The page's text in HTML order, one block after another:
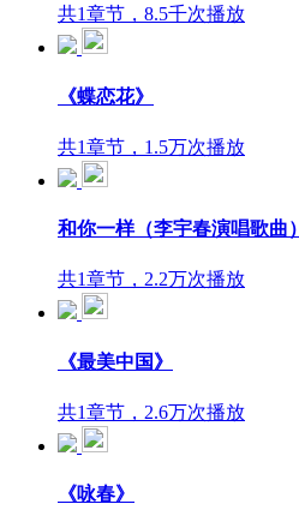
共1章节，8.5千次播放
《蝶恋花》
共1章节，1.5万次播放
和你一样（李宇春演唱歌曲）
共1章节，2.2万次播放
《最美中国》
共1章节，2.6万次播放
《咏春》